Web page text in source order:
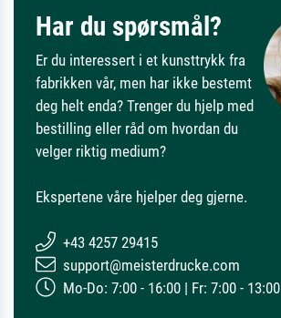
Har du spørsmål?
Er du interessert i et kunsttrykk fra
fabrikken vår, men har ikke bestemt
deg helt enda? Trenger du hjelp med
bestilling eller råd om hvordan du
velger riktig medium?
Ekspertene våre hjelper deg gjerne.
+43 4257 29415
support@meisterdrucke.com
Mo-Do: 7:00 - 16:00 | Fr: 7:00 - 13:00